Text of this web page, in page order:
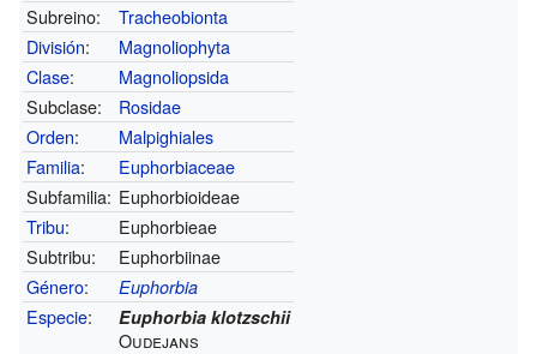
Subreino:
Tracheobionta
División:
Magnoliophyta
Clase:
Magnoliopsida
Subclase:
Rosidae
Orden:
Malpighiales
Familia:
Euphorbiaceae
Subfamilia: Euphorbioideae
Tribu:
Euphorbieae
Subtribu:
Euphorbiinae
Género: Euphorbia
Especie: Euphorbia klotzschii
Oudejans